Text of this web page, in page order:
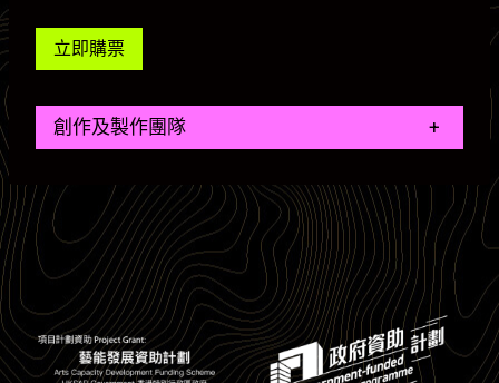
立即購票
創作及製作團隊 +